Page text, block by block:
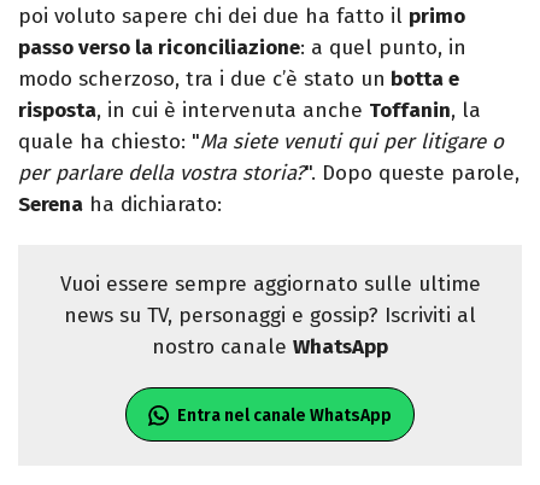
poi voluto sapere chi dei due ha fatto il primo
passo verso la riconciliazione: a quel punto, in
modo scherzoso, tra i due c’è stato un botta e
risposta, in cui è intervenuta anche Toffanin, la
quale ha chiesto: "Ma siete venuti qui per litigare o
per parlare della vostra storia?". Dopo queste parole,
Serena ha dichiarato:
Vuoi essere sempre aggiornato sulle ultime
news su TV, personaggi e gossip? Iscriviti al
nostro canale WhatsApp
Entra nel canale WhatsApp